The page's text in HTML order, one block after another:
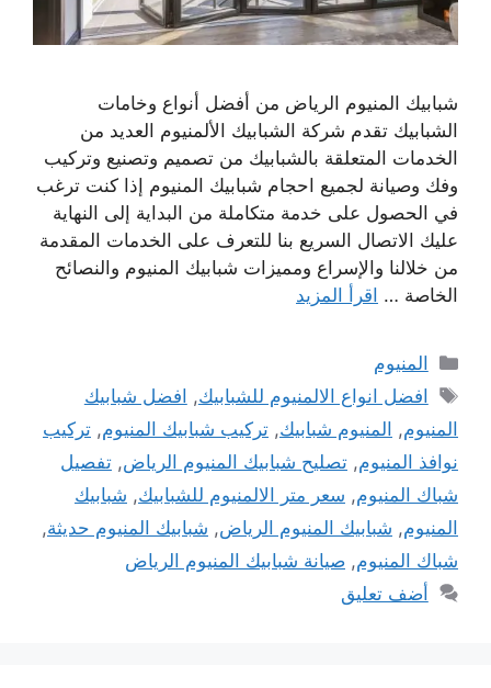
شبابيك المنيوم الرياض من أفضل أنواع وخامات
الشبابيك تقدم شركة الشبابيك الألمنيوم العديد من
الخدمات المتعلقة بالشبابيك من تصميم وتصنيع وتركيب
وفك وصيانة لجميع احجام شبابيك المنيوم إذا كنت ترغب
في الحصول على خدمة متكاملة من البداية إلى النهاية
عليك الاتصال السريع بنا للتعرف على الخدمات المقدمة
من خلالنا والإسراع ومميزات شبابيك المنيوم والنصائح
الخاصة … اقرأ المزيد
التصنيفات
المنيوم
الوسوم
افضل انواع الالمنيوم للشبابيك, افضل شبابيك
المنيوم, المنيوم شبابيك, تركيب شبابيك المنيوم, تركيب
نوافذ المنيوم, تصليح شبابيك المنيوم الرياض, تفصيل
شباك المنيوم, سعر متر الالمنيوم للشبابيك, شبابيك
المنيوم, شبابيك المنيوم الرياض, شبابيك المنيوم حديثة,
شباك المنيوم, صيانة شبابيك المنيوم الرياض
أضف تعليق